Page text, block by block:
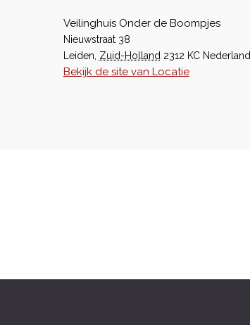
Veilinghuis Onder de Boompjes
Nieuwstraat 38
Leiden Zuid-Holland 2312 KC Nederland
Bekijk de site van Locatie